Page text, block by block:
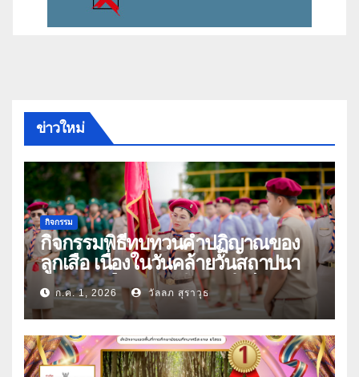
ข่าวใหม่
กิจกรรม
กิจกรรมพิธีทบทวนคำปฏิญาณของ
ลูกเสือ เนื่องในวันคล้ายวันสถาปนา
คณะลูกเสือแห่งชาติ ประจำปี 2569
ก.ค. 1, 2026 วัลลภ สุราวุธ